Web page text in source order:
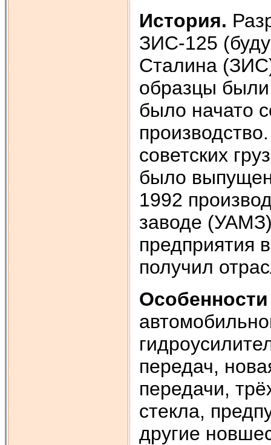
История.
ЗИС-125
Сталина
образцы
было начато
советских
было
1992
заводе
предприятия
получил
передач,
передачи,
стекла,
другие